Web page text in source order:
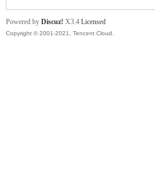
Powered by Discuz! X3.4 Licensed
Copyright © 2001-2021, Tencent Cloud.